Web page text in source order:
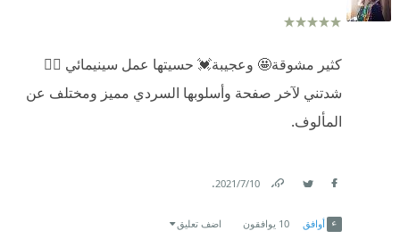
كثير مشوقة🤩 وعجيبة💓 حسيتها عمل سينيمائي 👌🏻
شدتني لآخر صفحة وأسلوبها السردي مميز ومختلف عن
المألوف.
10‏/7‏/2021
.
أوافق 10 يوافقون اضف تعليق